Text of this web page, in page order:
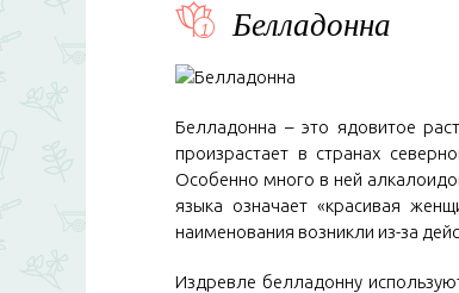
Белладонна
Белладонна – это ядовитое
произрастает в странах
Особенно много в ней
языка означает «красивая
наименования возникли из-за
Издревле белладонну